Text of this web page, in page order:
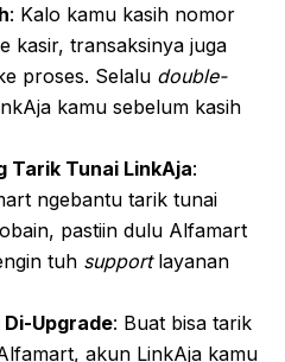
: Kalo kamu kasih nomor
kasir, transaksinya juga
proses. Selalu double-
kamu sebelum kasih
Tarik Tunai LinkAja:
ngebantu tarik tunai
pastiin dulu Alfamart
tuh supportlayanan
Di-Upgrade: Buat bisa tarik
akun LinkAja kamu